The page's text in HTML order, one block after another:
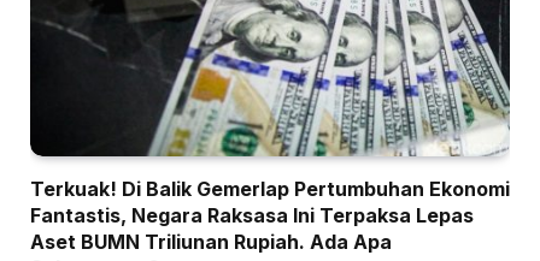
Terkuak! Di Balik Gemerlap Pertumbuhan Ekonomi
Fantastis, Negara Raksasa Ini Terpaksa Lepas
Aset BUMN Triliunan Rupiah. Ada Apa